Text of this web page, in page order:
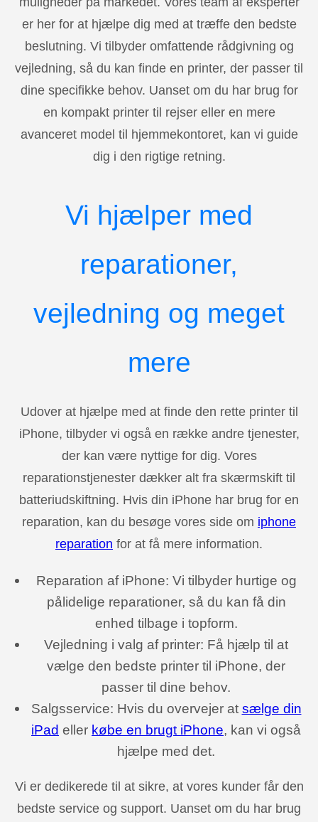
er her for at hjælpe dig med at træffe den bedste
beslutning. Vi tilbyder omfattende rådgivning og
vejledning, så du kan finde en printer, der passer til
dine specifikke behov. Uanset om du har brug for
en kompakt printer til rejser eller en mere
avanceret model til hjemmekontoret, kan vi guide
dig i den rigtige retning.
Vi hjælper med
reparationer,
vejledning og meget
mere
Udover at hjælpe med at finde den rette printer til
iPhone, tilbyder vi også en række andre tjenester,
der kan være nyttige for dig. Vores
reparationstjenester dækker alt fra skærmskift til
batteriudskiftning. Hvis din iPhone har brug for en
reparation, kan du besøge vores side om iphone
reparation for at få mere information.
Reparation af iPhone: Vi tilbyder hurtige og
pålidelige reparationer, så du kan få din
enhed tilbage i topform.
Vejledning i valg af printer: Få hjælp til at
vælge den bedste printer til iPhone, der
passer til dine behov.
Salgsservice: Hvis du overvejer at sælge din
iPad eller købe en brugt iPhone, kan vi også
hjælpe med det.
Vi er dedikerede til at sikre, at vores kunder får den
bedste service og support. Uanset om du har brug